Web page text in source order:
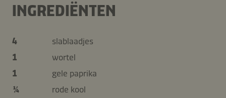
INGREDIËNTEN
4
slablaadjes
1
wortel
1
gele paprika
¼
rode kool